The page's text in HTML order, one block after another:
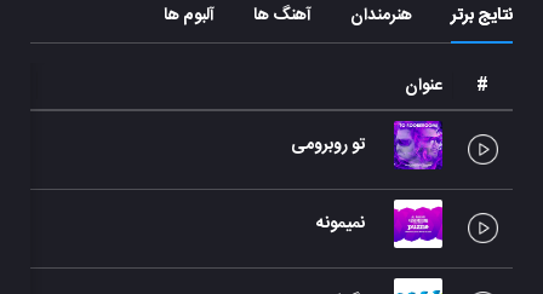
نتایج برتر هنرمندان آهنگ ها آلبوم ها
# عنوان
تو روبرومی
نمیمونه